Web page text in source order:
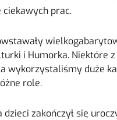
ciekawych prac.
i Humorka. Niektóre z
wykorzystaliśmy
role.
zakończył się